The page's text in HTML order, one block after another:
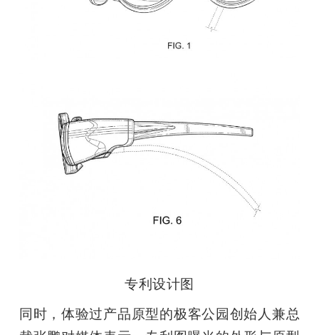
专利设计图
同时，体验过产品原型的极客公园创始人兼总